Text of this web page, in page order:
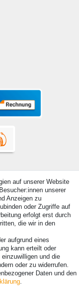
Artikeldetail | *Gilt für
auf unserer Website
unserer
Anzeigen zu
oder Zugriffe auf
erfolgt erst durch
die wir in den
aufgrund eines
kann erteilt oder
und die
oder zu widerrufen.
Daten und den
.